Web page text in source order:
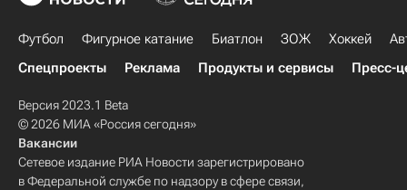
Футбол Фигурное катание Биатлон ЗОЖ Хоккей
Спецпроекты
Реклама Продукты и сервисы Пресс-
Версия 2023.1 Beta
© 2026 МИА «Россия сегодня»
Вакансии
Сетевое издание РИА Новости зарегистрировано
в Федеральной службе по надзору в сфере связи,